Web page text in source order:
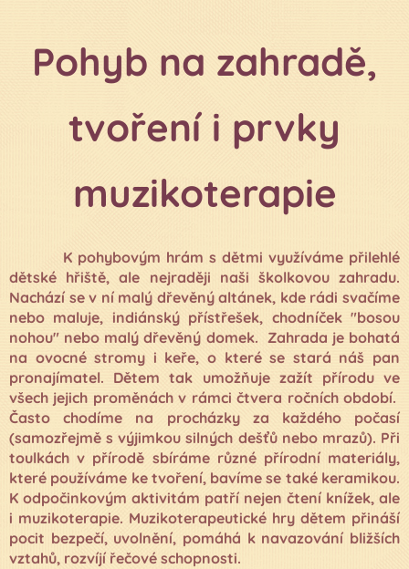
Pohyb na zahradě,
tvoření i prvky
muzikoterapie
K pohybovým hrám s dětmi využíváme přilehlé
dětské hřiště, ale nejraději naši školkovou zahradu.
Nachází se v ní malý dřevěný altánek, kde rádi svačíme
nebo maluje, indiánský přístřešek, chodníček "bosou
nohou" nebo malý dřevěný domek. Zahrada je bohatá
na ovocné stromy i keře, o které se stará náš pan
pronajímatel. Dětem tak umožňuje zažít přírodu ve
všech jejich proměnách v rámci čtvera ročních období.
Často chodíme na procházky za každého počasí
(samozřejmě s výjimkou silných dešťů nebo mrazů). Při
toulkách v přírodě sbíráme různé přírodní materiály,
které používáme ke tvoření, bavíme se také keramikou.
K odpočinkovým aktivitám patří nejen čtení knížek, ale
i muzikoterapie. Muzikoterapeutické hry dětem přináší
pocit bezpečí, uvolnění, pomáhá k navazování bližších
vztahů, rozvíjí řečové schopnosti.